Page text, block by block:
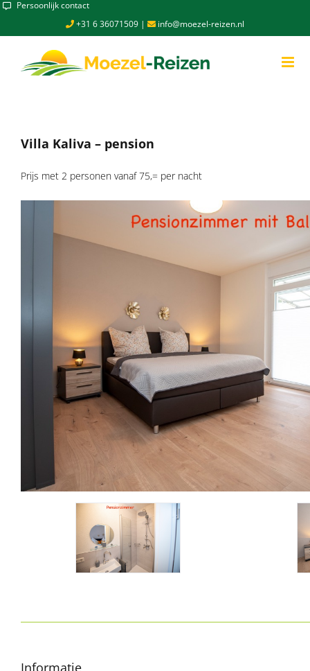
Skip Persoonlijk contact
+31 6 36071509 | info@moezel-reizen.nl
Villa Kaliva – pension
Prijs met 2 personen vanaf 75,= per nacht
Informatie